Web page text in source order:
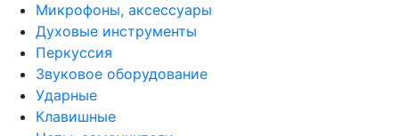
Микрофоны, аксессуары
Духовые инструменты
Перкуссия
Звуковое оборудование
Ударные
Клавишные